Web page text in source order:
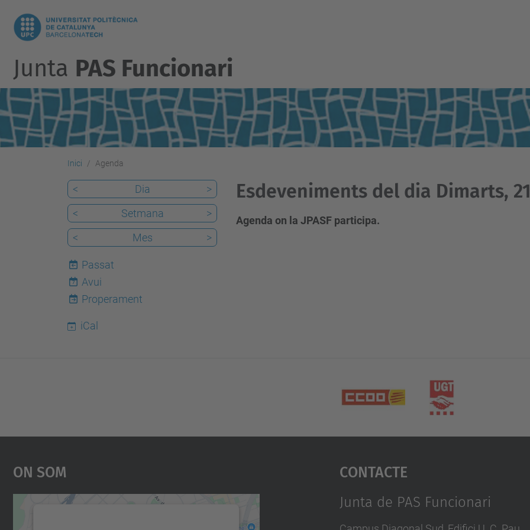
Junta PAS Funcionari
Inici Agenda
Esdeveniments del dia Dimarts,
Agenda on la JPASF participa.
< Dia
>
<
Setmana
>
<
Mes >
Passat
7
Avui
Properament
iCal
On Som Contacte
Junta de PAS Funcionari